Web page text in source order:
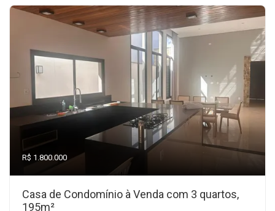
R$ 1.800.000
Casa de Condomínio à Venda com 3 quartos,
195m²